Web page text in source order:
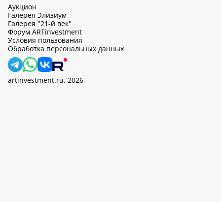
Аукцион
Галерея Элизиум
Галерея "21-й век"
Форум ARTinvestment
Условия пользования
Обработка персональных данных
artinvestment.ru, 2026